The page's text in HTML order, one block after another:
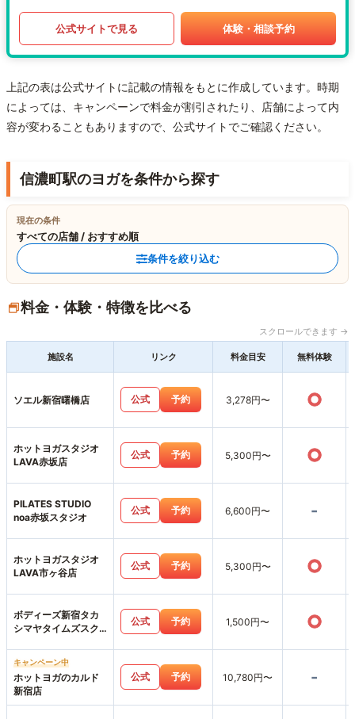
公式サイトで見る 体験・相談予約
上記の表は公式サイトに記載の情報をもとに作成しています。時期
によっては、キャンペーンで料金が割引されたり、店舗によって内
容が変わることもありますので、公式サイトでご確認ください。
信濃町駅のヨガを条件から探す
現在の条件
すべての店舗 / おすすめ順
条件を絞り込む
料金・体験・特徴を比べる
スクロールできます →
施設名 リンク 料金目安 無料体験
ソエル新宿曙橋店 公式 予約 3,278円〜 ○
ホットヨガスタジオ
LAVA赤坂店
公式 予約 5,300円〜 ○
PILATES STUDIO
noa赤坂スタジオ
公式 予約 6,600円〜 -
ホットヨガスタジオ
LAVA市ヶ谷店
公式 予約 5,300円〜 ○
ボディーズ新宿タカ
シマヤタイムズスク
公式 予約 1,500円〜 ○
キャンペーン中
ホットヨガのカルド
新宿店
公式 予約 10,780円〜 -